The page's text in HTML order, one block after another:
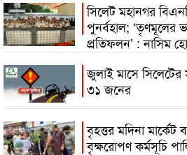
সিলেট মহানগর
পুনর্বহাল; ‘তৃণমূলের
প্রতিফলন’ : নাসিম
জুলাই মাসে সিলেটের
৩১ জনের
বৃহত্তর মদিনা
বৃক্ষরোপণ কর্মসূচি